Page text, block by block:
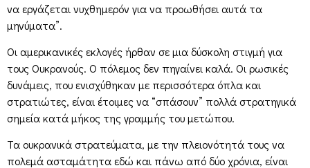
να εργάζεται νυχθημερόν για να προωθήσει αυτά τα
μηνύματα”.
Οι αμερικανικές εκλογές ήρθαν σε μια δύσκολη στιγμή για
τους Ουκρανούς. Ο πόλεμος δεν πηγαίνει καλά. Οι ρωσικές
δυνάμεις, που ενισχύθηκαν με περισσότερα όπλα και
στρατιώτες, είναι έτοιμες να “σπάσουν” πολλά στρατηγικά
σημεία κατά μήκος της γραμμής του μετώπου.
Τα ουκρανικά στρατεύματα, με την πλειονότητά τους να
πολεμά ασταμάτητα εδώ και πάνω από δύο χρόνια, είναι